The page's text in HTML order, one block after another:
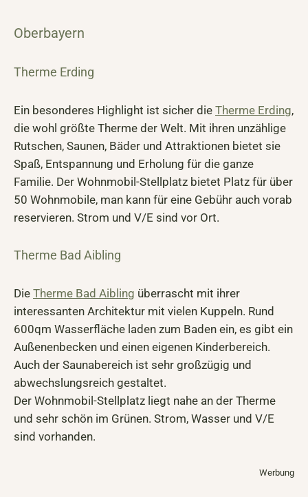
Oberbayern
Therme Erding
Ein besonderes Highlight ist sicher die Therme Erding,
die wohl größte Therme der Welt. Mit ihren unzählige
Rutschen, Saunen, Bäder und Attraktionen bietet sie
Spaß, Entspannung und Erholung für die ganze
Familie. Der Wohnmobil-Stellplatz bietet Platz für über
50 Wohnmobile, man kann für eine Gebühr auch vorab
reservieren. Strom und V/E sind vor Ort.
Therme Bad Aibling
Die Therme Bad Aibling überrascht mit ihrer
interessanten Architektur mit vielen Kuppeln. Rund
600qm Wasserfläche laden zum Baden ein, es gibt ein
Außenenbecken und einen eigenen Kinderbereich.
Auch der Saunabereich ist sehr großzügig und
abwechslungsreich gestaltet.
Der Wohnmobil-Stellplatz liegt nahe an der Therme
und sehr schön im Grünen. Strom, Wasser und V/E
sind vorhanden.
Werbung